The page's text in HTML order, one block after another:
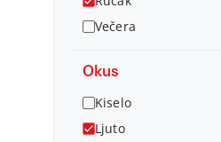
Večera
Okus
Kiselo
Ljuto